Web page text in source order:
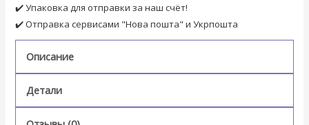
✔️ Упаковка для отправки за наш счёт!
✔️ Отправка сервисами "Нова пошта" и Укрпошта
Описание
Детали